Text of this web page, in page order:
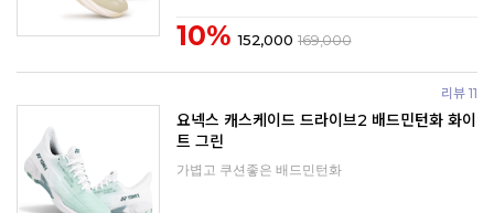
10% 152,000 169,000
리뷰 11
요넥스 캐스케이드 드라이브2 배드민턴화 화이
트 그린
가볍고 쿠션좋은 배드민턴화